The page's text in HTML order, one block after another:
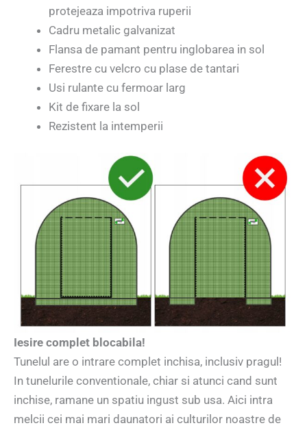
protejeaza impotriva ruperii
Cadru metalic galvanizat
Flansa de pamant pentru inglobarea in sol
Ferestre cu velcro cu plase de tantari
Usi rulante cu fermoar larg
Kit de fixare la sol
Rezistent la intemperii
Iesire complet blocabila!
Tunelul are o intrare complet inchisa, inclusiv pragul!
In tunelurile conventionale, chiar si atunci cand sunt
inchise, ramane un spatiu ingust sub usa. Aici intra
melcii cei mai mari daunatori ai culturilor noastre de